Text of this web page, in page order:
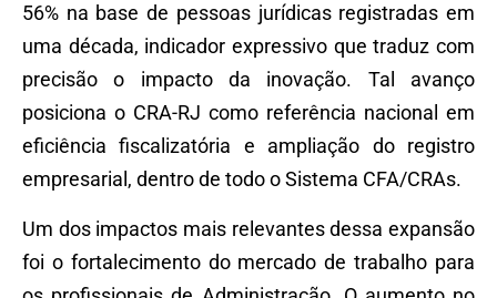
56% na base de pessoas jurídicas registradas em
uma década, indicador expressivo que traduz com
precisão o impacto da inovação. Tal avanço
posiciona o CRA-RJ como referência nacional em
eficiência fiscalizatória e ampliação do registro
empresarial, dentro de todo o Sistema CFA/CRAs.
Um dos impactos mais relevantes dessa expansão
foi o fortalecimento do mercado de trabalho para